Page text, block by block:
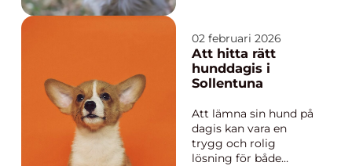
förändringar i
vardagen påverkar
dem mer än vi ofta
tror. Samtidigt
02 februari 2026
Att hitta rätt
hunddagis i
Sollentuna
Att lämna sin hund på
dagis kan vara en
trygg och rolig
lösning för både